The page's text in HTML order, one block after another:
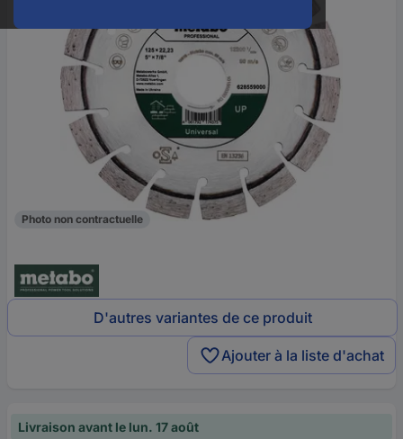
Photo non contractuelle
D'autres variantes de ce produit
Ajouter à la liste d'achat
Livraison avant le lun. 17 août